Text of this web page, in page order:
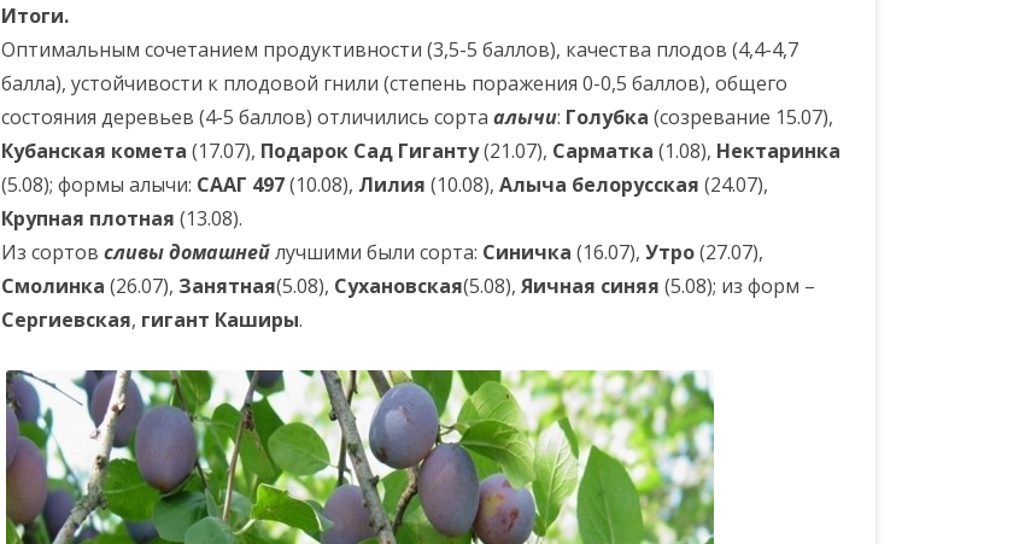
ь
н
ы
х
с
о
р
т
о
в
Итоги.
Оптимальным сочетанием продуктивности (3,5-5 баллов), качества плодов (4,4-4,7
балла), устойчивости к плодовой гнили (степень поражения 0-0,5 баллов), общего
состояния деревьев (4-5 баллов) отличились сортаалычи: Голубка (созревание 15.07),
Кубанская комета (17.07), Подарок Сад Гиганту(21.07), Сарматка (1.08), Нектаринка
(5.08); формы алычи: СААГ 497(10.08), Лилия (10.08),Алыча белорусская (24.07),
Крупная плотная (13.08).
Из сортовсливы домашнейлучшими были сорта: Синичка (16.07),Утро(27.07),
Смолинка (26.07), Занятная(5.08), Сухановская(5.08),Яичная синяя (5.08); из форм –
Сергиевская, гигант Каширы.